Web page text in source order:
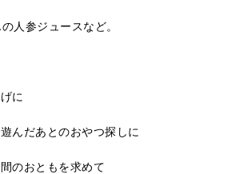
人参ジュースなど。
に
んだあとのおやつ探しに
のおともを求めて